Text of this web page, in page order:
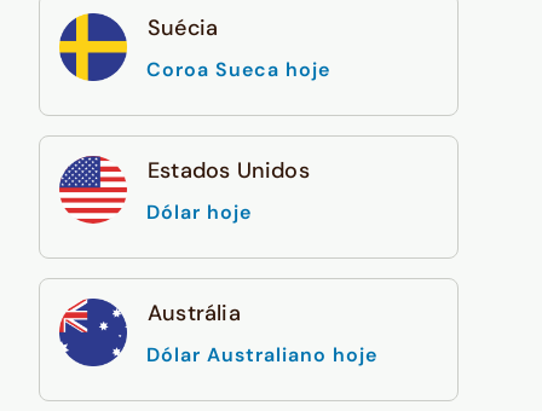
Suécia
Coroa Sueca hoje
Estados Unidos
Dólar hoje
Austrália
Dólar Australiano hoje